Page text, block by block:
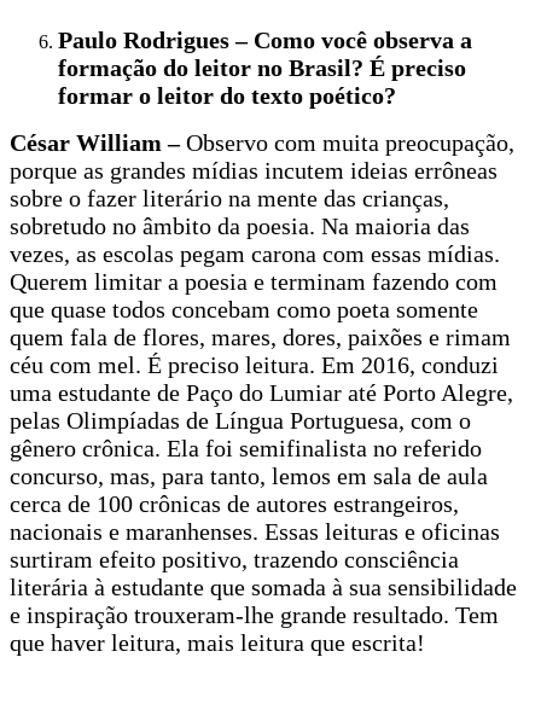
Paulo Rodrigues – Como você observa a
formação do leitor no Brasil? É preciso
formar o leitor do texto poético?
César William –Observo com muita preocupação,
porque as grandes mídias incutem ideias errôneas
sobre o fazer literário na mente das crianças,
sobretudo no âmbito da poesia. Na maioria das
vezes, as escolas pegam carona com essas mídias.
Querem limitar a poesia e terminam fazendo com
que quase todos concebam como poeta somente
quem fala de flores, mares, dores, paixões e rimam
céu com mel. É preciso leitura. Em 2016, conduzi
uma estudante de Paço do Lumiar até Porto Alegre,
pelas Olimpíadas de Língua Portuguesa, com o
gênero crônica. Ela foi semifinalista no referido
concurso, mas, para tanto, lemos em sala de aula
cerca de 100 crônicas de autores estrangeiros,
nacionais e maranhenses. Essas leituras e oficinas
surtiram efeito positivo, trazendo consciência
literária à estudante que somada à sua sensibilidade
e inspiração trouxeram-lhe grande resultado. Tem
que haver leitura, mais leitura que escrita!